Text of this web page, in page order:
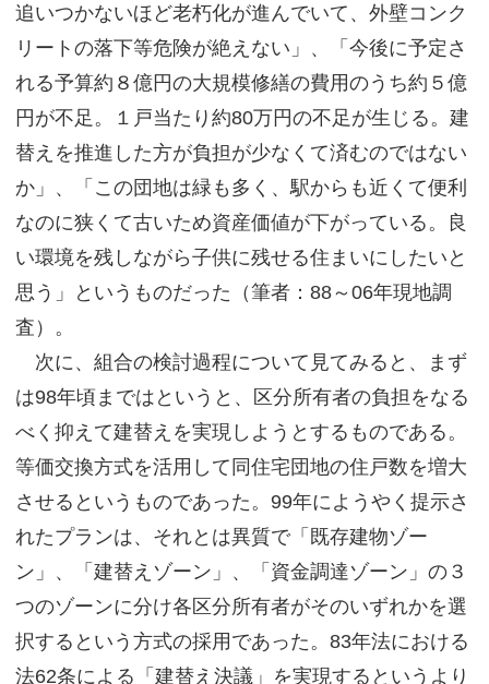
追いつかないほど老朽化が進んでいて、外壁コンク
リートの落下等危険が絶えない」、「今後に予定さ
れる予算約８億円の大規模修繕の費用のうち約５億
円が不足。１戸当たり約80万円の不足が生じる。建
替えを推進した方が負担が少なくて済むのではない
か」、「この団地は緑も多く、駅からも近くて便利
なのに狭くて古いため資産価値が下がっている。良
い環境を残しながら子供に残せる住まいにしたいと
思う」というものだった（筆者：88～06年現地調
査）。
次に、組合の検討過程について見てみると、まず
は98年頃まではというと、区分所有者の負担をなる
べく抑えて建替えを実現しようとするものである。
等価交換方式を活用して同住宅団地の住戸数を増大
させるというものであった。99年にようやく提示さ
れたプランは、それとは異質で「既存建物ゾー
ン」、「建替えゾーン」、「資金調達ゾーン」の３
つのゾーンに分け各区分所有者がそのいずれかを選
択するという方式の採用であった。83年法における
法62条による「建替え決議」を実現するというより